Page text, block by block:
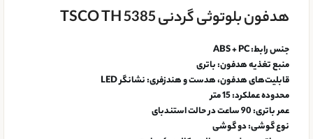
هدفون بلوتوثی گردنی TSCO TH 5385
جنس رابط:ABS + PC
منبع تغذیه هدفون:باتری
قابلیت‌های هدفون، هدست و هندزفری:نشانگر LED
محدوده عملکرد:15 متر
عمر باتری:90 ساعت در حالت استندبای
نوع گوشی:دو گوشی